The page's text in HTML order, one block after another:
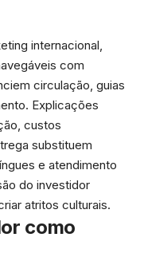
internacional,
com
circulação, guias
Explicações
custos
substituem
e atendimento
do investidor
atritos culturais.
como